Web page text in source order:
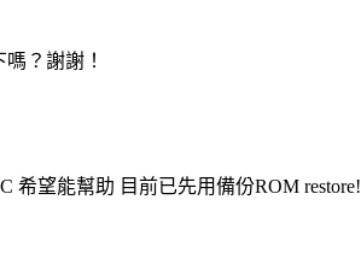
？謝謝！
希望能幫助 目前已先用備份ROM restore!